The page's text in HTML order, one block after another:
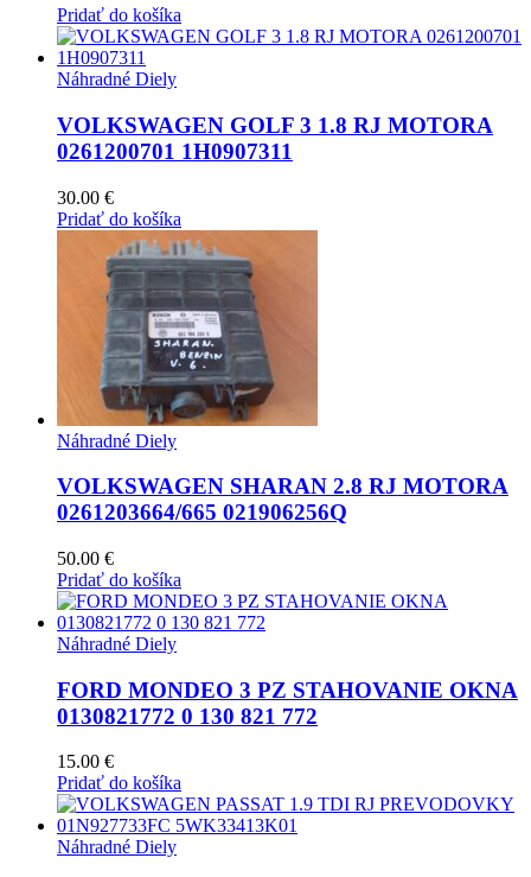
Pridať do košíka
Náhradné Diely
VOLKSWAGEN GOLF 3 1.8 RJ MOTORA
0261200701 1H0907311
30.00 €
Pridať do košíka
Náhradné Diely
VOLKSWAGEN SHARAN 2.8 RJ MOTORA
0261203664/665 021906256Q
50.00 €
Pridať do košíka
Náhradné Diely
FORD MONDEO 3 PZ STAHOVANIE OKNA
0130821772 0 130 821 772
15.00 €
Pridať do košíka
Náhradné Diely